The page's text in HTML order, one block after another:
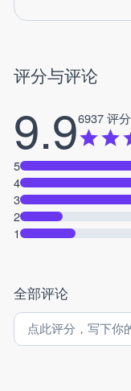
评分与评论
9.96937 评分
5
4
3
2
1
全部评论